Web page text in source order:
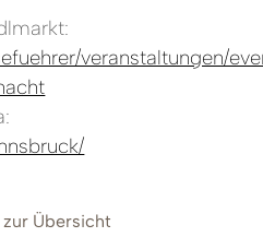
veranstaltungen/
Übersicht